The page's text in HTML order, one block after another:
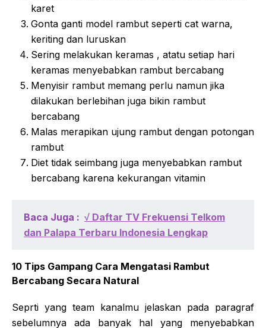
karet
Gonta ganti model rambut seperti cat warna,
keriting dan luruskan
Sering melakukan keramas , atatu setiap hari
keramas menyebabkan rambut bercabang
Menyisir rambut memang perlu namun jika
dilakukan berlebihan juga bikin rambut
bercabang
Malas merapikan ujung rambut dengan potongan
rambut
Diet tidak seimbang juga menyebabkan rambut
bercabang karena kekurangan vitamin
Baca Juga : √ Daftar TV Frekuensi Telkom
dan Palapa Terbaru Indonesia Lengkap
10 Tips Gampang Cara Mengatasi Rambut
Bercabang Secara Natural
Seprti yang team kanalmu jelaskan pada paragraf
sebelumnya ada banyak hal yang menyebabkan